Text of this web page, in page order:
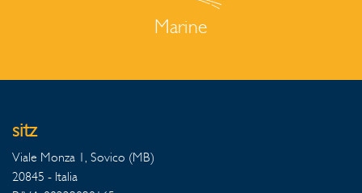
Marine
sitz
Viale Monza 1, Sovico (MB)
20845 - Italia